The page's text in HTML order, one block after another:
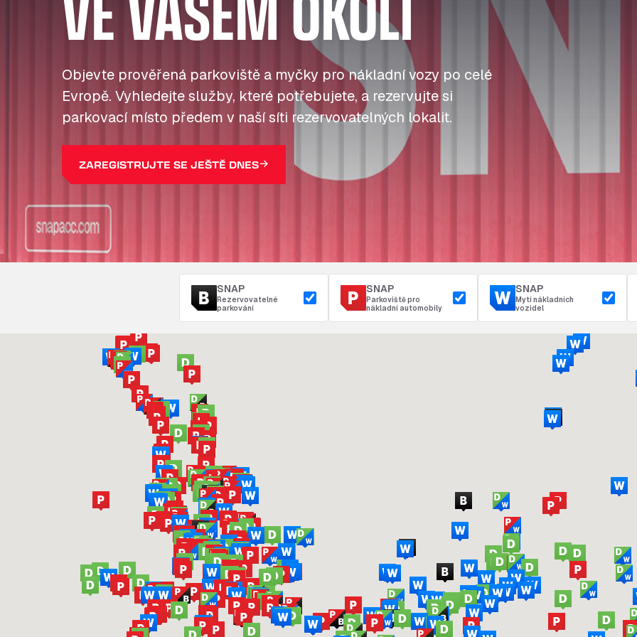
Přístup a bezpečnost
Parkoviště u depa
Objevte prověřená parkoviště a myčky pro nákladní vozy po celé
Evropě. Vyhledejte služby, které potřebujete, a rezervujte si
parkovací místo předem v naší síti rezervovatelných lokalit.
ZAREGISTRUJTE SE JEŠTĚ DNES
SNAP
Rezervovatelné
parkování
SNAP
Parkoviště pro
nákladní automobily
SNAP
Mytí nákladních
vozidel